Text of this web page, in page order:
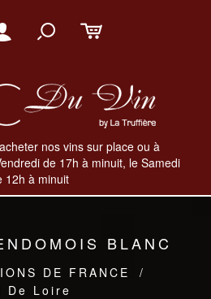
nos vins sur place ou à
de 17h à minuit, le Samedi
12h à minuit
BLANC
DE FRANCE
/
De Loire